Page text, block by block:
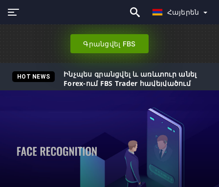
Հայերեն
Գրանցվել FBS
HOT NEWS
Ինչպես գրանցվել և առևտուր անել
Forex-ում FBS Trader հավելվածում